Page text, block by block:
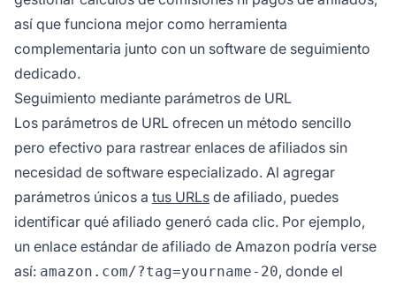
así que funciona mejor como herramienta
complementaria junto con un software de seguimiento
dedicado.
Seguimiento mediante parámetros de URL
Los parámetros de URL ofrecen un método sencillo
pero efectivo para rastrear enlaces de afiliados sin
necesidad de software especializado. Al agregar
parámetros únicos a tus URLs de afiliado, puedes
identificar qué afiliado generó cada clic. Por ejemplo,
un enlace estándar de afiliado de Amazon podría verse
así: amazon.com/?tag=yourname-20, donde el